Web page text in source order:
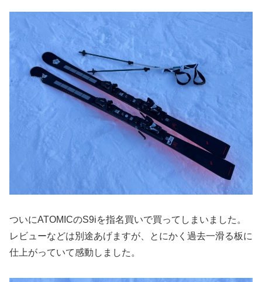
ついにATOMICのS9iを指名買いで買ってしまいました。
レビューなどは別途あげますが、とにかく過去一滑る板に
仕上がっていて感動しました。